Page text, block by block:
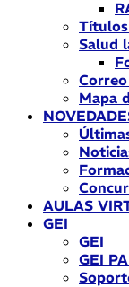
Salud
Mapa
AULAS
GEI
GEI
GEI